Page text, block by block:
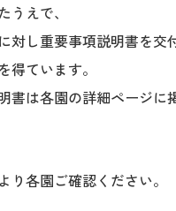
保育園を探す
見学申し込み
うえで、
対し重要事項説明書を交
得ています。
書は各園の詳細ページに
り各園ご確認ください。